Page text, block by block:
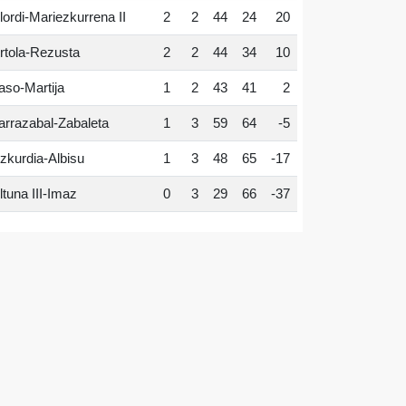
Mariezkurrena II 2 2 44 24 20
Rezusta 2 2 44 34 10
Martija 1 2 43 41 2
Zabaleta 1 3 59 64 -5
Albisu 1 3 48 65 -17
III-Imaz 0 3 29 66 -37